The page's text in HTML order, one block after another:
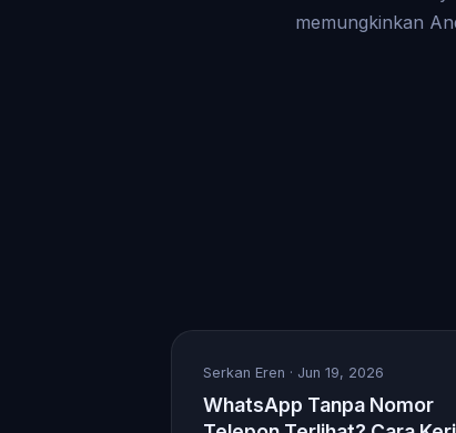
memungkinkan
Serkan Eren · Jun 19, 2026
WhatsApp Tanpa Nomor